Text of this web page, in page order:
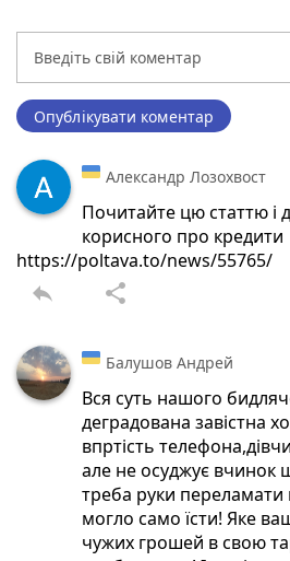
Опублікувати коментар
Александр Лозохвост
Почитайте цю статтю і
корисного про кредити
https://poltava.to/news/55765/
reply share
Балушов Андрей
Вся суть нашого
деградована завістна
впртість
але не осуджує вчинок
треба руки переламати
могло само їсти! Яке
чужих грошей в свою